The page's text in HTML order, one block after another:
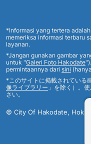
*Informasi yang tertera
memeriksa informasi terbaru
layanan.
*Jangan gunakan gambar
untuk "Galeri Foto Hakodate
permintaannya dari sini
*このサイトに掲載されている
像ライブラリー 」を除く）。
さい。
© City Of Hakodate,